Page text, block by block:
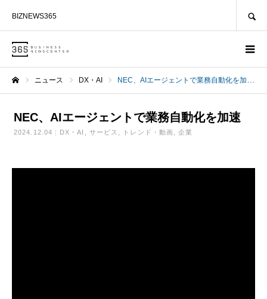
BIZNEWS365
ニュース DX・AI NEC、AIエージェントで業務自動化を加速
NEC、AIエージェントで業務自動化を加速
2024.12.04 DX・AI サービス トレンド・動画 企業